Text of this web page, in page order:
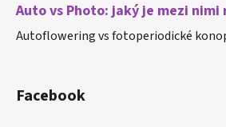
Auto vs Photo: jaký je mezi nimi
Autoflowering vs fotoperiodické
Facebook